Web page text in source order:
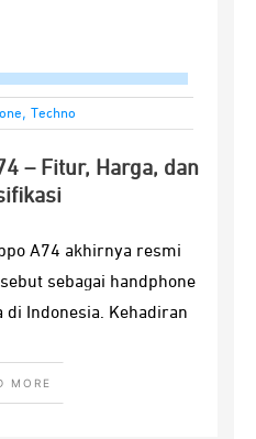
, Techno
– Fitur, Harga, dan
A74 akhirnya resmi
sebagai handphone
di Indonesia. Kehadiran
MORE